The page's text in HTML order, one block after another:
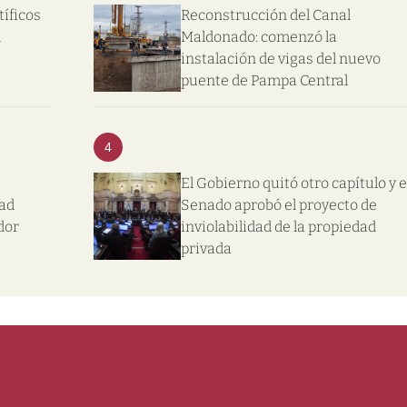
Reconstrucción del Canal
Maldonado: comenzó la
instalación de vigas del nuevo
puente de Pampa Central
4
El Gobierno quitó otro capítulo y
Senado aprobó el proyecto de
inviolabilidad de la propiedad
privada